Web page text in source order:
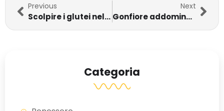
Previous
Scolpire i glutei nel modo giusto, anche in piena estate
Next
Gonfiore addominale post allenamento: cause e rimedi
Categoria